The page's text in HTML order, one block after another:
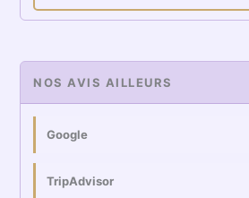
NOS AVIS AILLEURS
Google
TripAdvisor